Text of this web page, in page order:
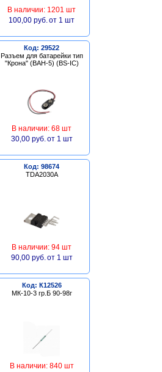
В наличии: 1201 шт
100,00 руб. от 1 шт
Код: 29522
Разъем для батарейки тип
"Крона" (BAH-5) (BS-IC)
В наличии: 68 шт
30,00 руб. от 1 шт
Код: 98674
TDA2030A
В наличии: 94 шт
90,00 руб. от 1 шт
Код: К12526
МК-10-3 гр.Б 90-98г
В наличии: 840 шт